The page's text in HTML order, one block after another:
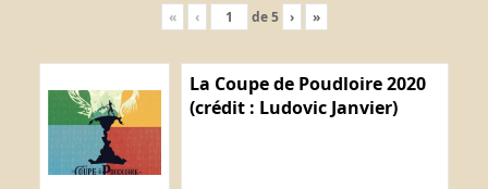
« ‹ de5 › »
La Coupe de Poudloire 2020
(crédit : Ludovic Janvier)